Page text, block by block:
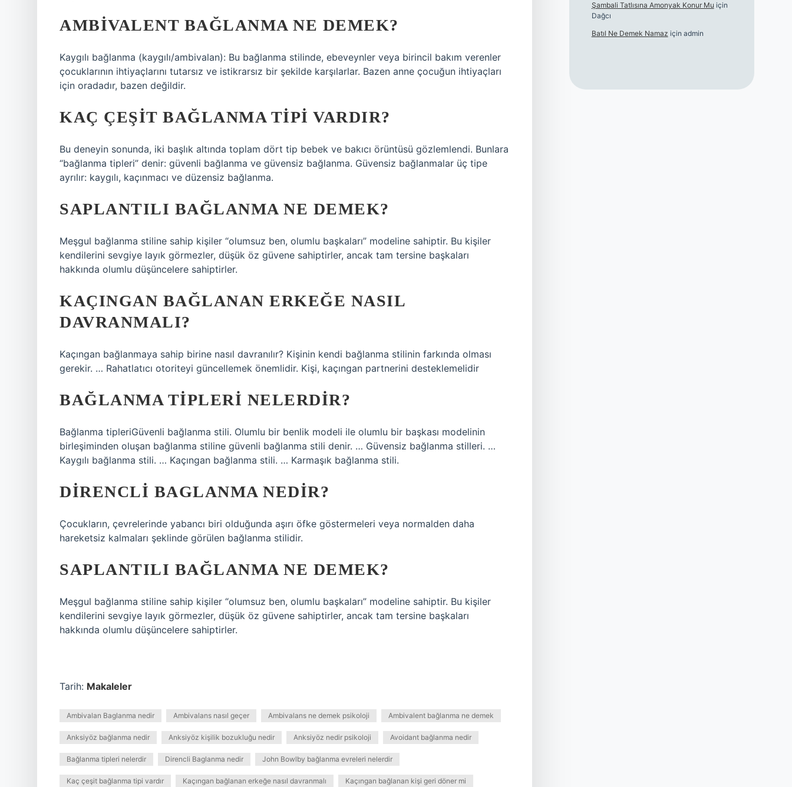
AMBIVALENT BAĞLANMA NE DEMEK?
Kaygılı bağlanma (kaygılı/ambivalan): Bu bağlanma stilinde, ebeveynler veya birincil bakım verenler
çocuklarının ihtiyaçlarını tutarsız ve istikrarsız bir şekilde karşılarlar. Bazen anne çocuğun ihtiyaçları
için oradadır, bazen değildir.
KAÇ ÇEŞIT BAĞLANMA TIPI VARDIR?
Bu deneyin sonunda, iki başlık altında toplam dört tip bebek ve bakıcı örüntüsü gözlemlendi. Bunlara
“bağlanma tipleri” denir: güvenli bağlanma ve güvensiz bağlanma. Güvensiz bağlanmalar üç tipe
ayrılır: kaygılı, kaçınmacı ve düzensiz bağlanma.
SAPLANTILI BAĞLANMA NE DEMEK?
Meşgul bağlanma stiline sahip kişiler “olumsuz ben, olumlu başkaları” modeline sahiptir. Bu kişiler
kendilerini sevgiye layık görmezler, düşük öz güvene sahiptirler, ancak tam tersine başkaları
hakkında olumlu düşüncelere sahiptirler.
KAÇINGAN BAĞLANAN ERKEĞE NASIL
DAVRANMALI?
Kaçıngan bağlanmaya sahip birine nasıl davranılır? Kişinin kendi bağlanma stilinin farkında olması
gerekir. … Rahatlatıcı otoriteyi güncellemek önemlidir. Kişi, kaçıngan partnerini desteklemelidir
BAĞLANMA TIPLERI NELERDIR?
Bağlanma tipleriGüvenli bağlanma stili. Olumlu bir benlik modeli ile olumlu bir başkası modelinin
birleşiminden oluşan bağlanma stiline güvenli bağlanma stili denir. … Güvensiz bağlanma stilleri. …
Kaygılı bağlanma stili. … Kaçıngan bağlanma stili. … Karmaşık bağlanma stili.
DIRENCLI BAGLANMA NEDIR?
Çocukların, çevrelerinde yabancı biri olduğunda aşırı öfke göstermeleri veya normalden daha
hareketsiz kalmaları şeklinde görülen bağlanma stilidir.
SAPLANTILI BAĞLANMA NE DEMEK?
Meşgul bağlanma stiline sahip kişiler “olumsuz ben, olumlu başkaları” modeline sahiptir. Bu kişiler
kendilerini sevgiye layık görmezler, düşük öz güvene sahiptirler, ancak tam tersine başkaları
hakkında olumlu düşüncelere sahiptirler.
Tarih: Makaleler
Ambivalan Baglanma nedir Ambivalans nasıl geçer Ambivalans ne demek psikoloji Ambivalent bağlanma ne demek
Anksiyöz bağlanma nedir Anksiyöz kişilik bozukluğu nedir Anksiyöz nedir psikoloji Avoidant bağlanma nedir
Bağlanma tipleri nelerdir Direncli Baglanma nedir John Bowlby bağlanma evreleri nelerdir
Kaç çeşit bağlanma tipi vardır Kaçıngan bağlanan erkeğe nasıl davranmalı Kaçıngan bağlanan kişi geri döner mi
Şambali Tatlısına Amonyak Konur Mu için
Dağcı
Batıl Ne Demek Namaz için admin